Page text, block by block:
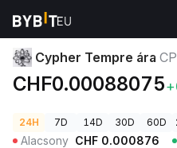
Kriptovaluta árak Cypher Tempre
Cypher Tempre ára
CHF0.00088075
24H 7D 14D 30D 60D
Alacsony CHF 0.000876